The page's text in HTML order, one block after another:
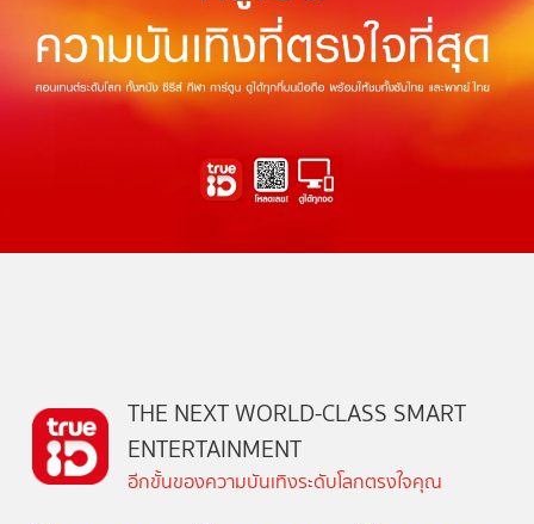
THE NEXT WORLD-CLASS SMART
ENTERTAINMENT
อีกขั้นของความบันเทิงระดับโลกตรงใจคุณ